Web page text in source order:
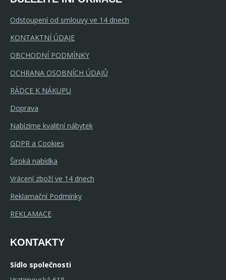
Odstoupení od smlouvy ve 14 dnech
KONTAKTNÍ ÚDAJE
OBCHODNÍ PODMÍNKY
OCHRANA OSOBNÍCH ÚDAJŮ
RÁDCE K NÁKUPU
Doprava
Nabízíme kvalitní nábytek
GDPR a Cookies
Široká nabídka
Vrácení zboží ve 14 dnech
Reklamační Podmínky
REKLAMACE
KONTAKTY
Sídlo společnosti